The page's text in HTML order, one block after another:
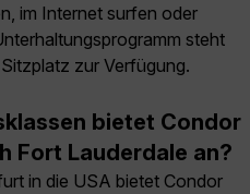
im Internet surfen oder
steht
zur Verfügung.
bietet Condor
Fort Lauderdale an?
in die USA bietet Condor